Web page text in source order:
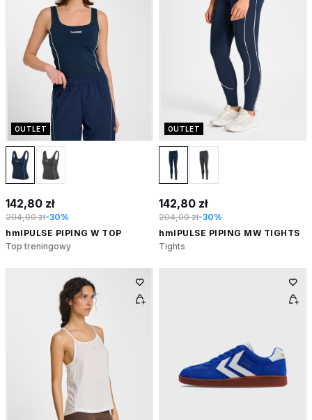
OUTLET
142,80 zł
204,00 zł-30%
hmlPULSE PIPING W TOP
Top treningowy
OUTLET
142,80 zł
204,00 zł-30%
hmlPULSE PIPING MW TIGHTS
Tights